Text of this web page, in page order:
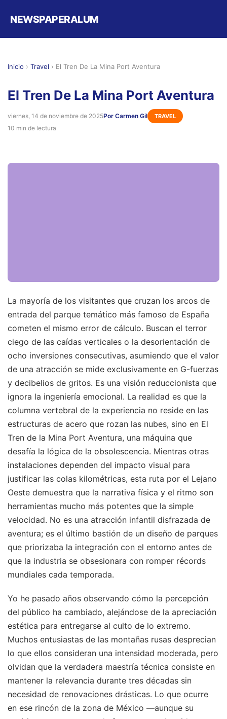
NEWSPAPERALUM
Inicio › Travel › El Tren De La Mina Port Aventura
El Tren De La Mina Port Aventura
viernes, 14 de noviembre de 2025Por Carmen Gil TRAVEL
10 min de lectura
La mayoría de los visitantes que cruzan los arcos de
entrada del parque temático más famoso de España
cometen el mismo error de cálculo. Buscan el terror
ciego de las caídas verticales o la desorientación de
ocho inversiones consecutivas, asumiendo que el valor
de una atracción se mide exclusivamente en G-fuerzas
y decibelios de gritos. Es una visión reduccionista que
ignora la ingeniería emocional. La realidad es que la
columna vertebral de la experiencia no reside en las
estructuras de acero que rozan las nubes, sino en El
Tren de la Mina Port Aventura, una máquina que
desafía la lógica de la obsolescencia. Mientras otras
instalaciones dependen del impacto visual para
justificar las colas kilométricas, esta ruta por el Lejano
Oeste demuestra que la narrativa física y el ritmo son
herramientas mucho más potentes que la simple
velocidad. No es una atracción infantil disfrazada de
aventura; es el último bastión de un diseño de parques
que priorizaba la integración con el entorno antes de
que la industria se obsesionara con romper récords
mundiales cada temporada.
Yo he pasado años observando cómo la percepción
del público ha cambiado, alejándose de la apreciación
estética para entregarse al culto de lo extremo.
Muchos entusiastas de las montañas rusas desprecian
lo que ellos consideran una intensidad moderada, pero
olvidan que la verdadera maestría técnica consiste en
mantener la relevancia durante tres décadas sin
necesidad de renovaciones drásticas. Lo que ocurre
en ese rincón de la zona de México —aunque su